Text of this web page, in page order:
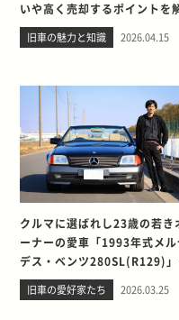
いや高く売却するポイントを
旧車の魅力と知識 2026.04.15
クルマに選ばれし23歳の若き
ーナーの愛車「1993年式メル
デス・ベンツ280SL(R129)」
の出会い。そして別れを考える
旧車の愛好家たち 2026.03.25